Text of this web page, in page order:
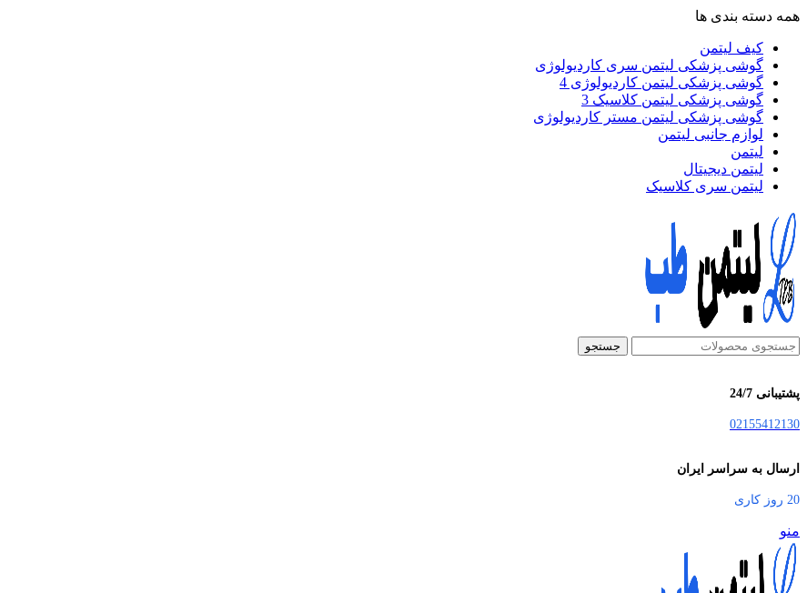
همه دسته بندی ها
کیف لیتمن
گوشی پزشکی لیتمن سری کاردیولوژی
گوشی پزشکی لیتمن کاردیولوژی 4
گوشی پزشکی لیتمن کلاسیک 3
گوشی پزشکی لیتمن مستر کاردیولوژی
لوازم جانبی لیتمن
لیتمن
لیتمن دیجیتال
لیتمن سری کلاسیک
جستجو
پشتیبانی 24/7
02155412130
ارسال به سراسر ایران
20 روز کاری
منو